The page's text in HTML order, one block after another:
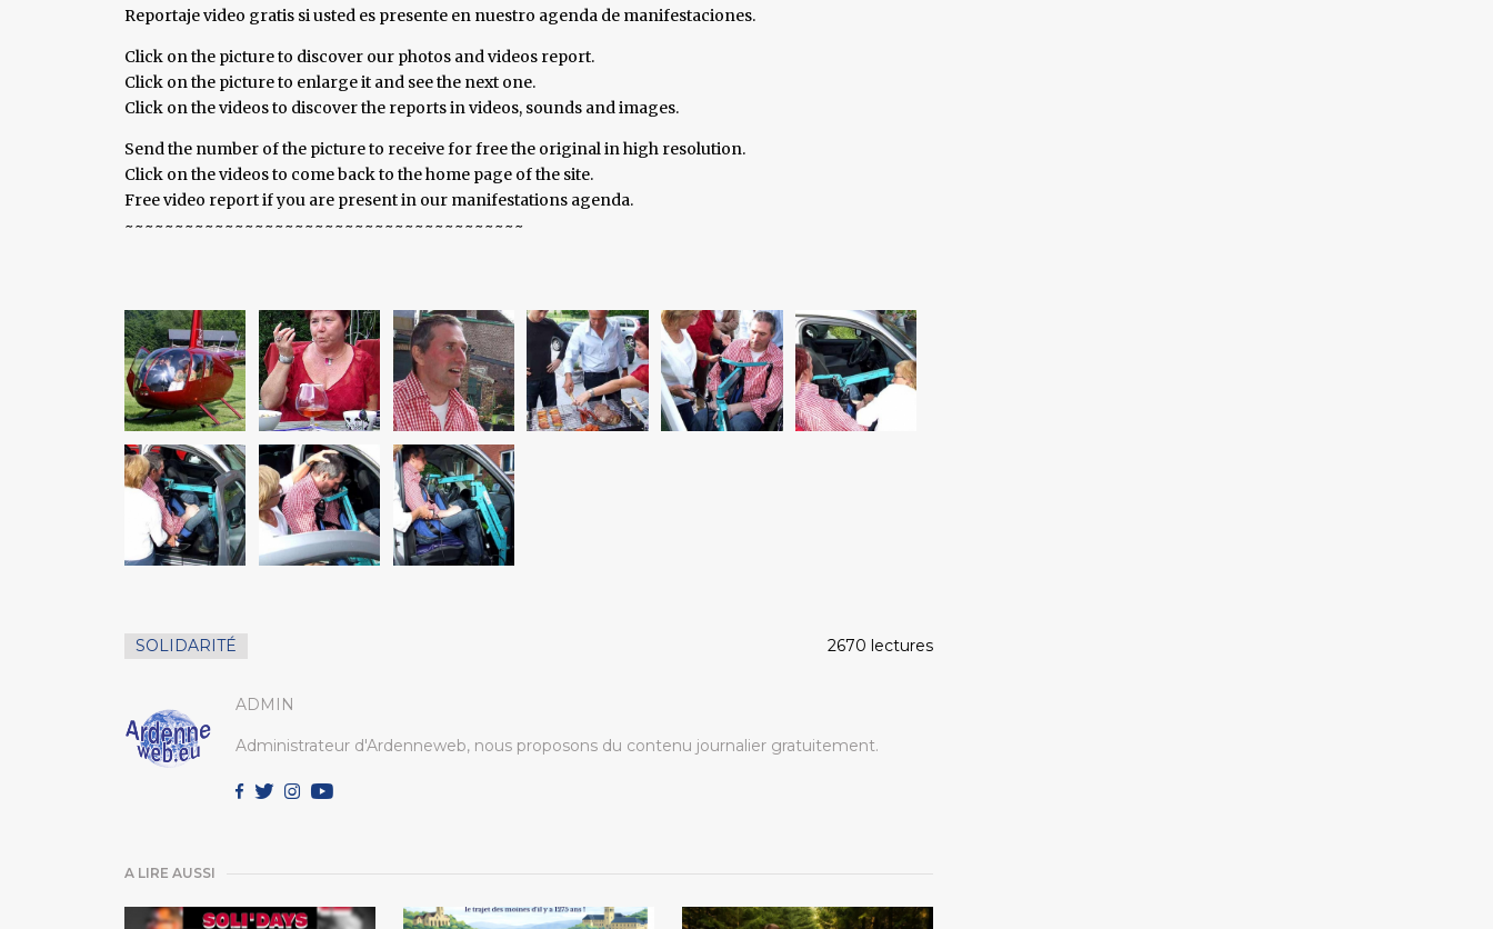
Reportaje video gratis si usted es presente en nuestro agenda de manifestaciones.
Click on the picture to discover our photos and videos report.
Click on the picture to enlarge it and see the next one.
Click on the videos to discover the reports in videos, sounds and images.
Send the number of the picture to receive for free the original in high resolution.
Click on the videos to come back to the home page of the site.
Free video report if you are present in our manifestations agenda.
~~~~~~~~~~~~~~~~~~~~~~~~~~~~~~~~~~~~~~~~
SOLIDARITÉ 2670 lectures
ADMIN
Administrateur d'Ardenneweb, nous proposons du contenu journalier gratuitement.
A LIRE AUSSI